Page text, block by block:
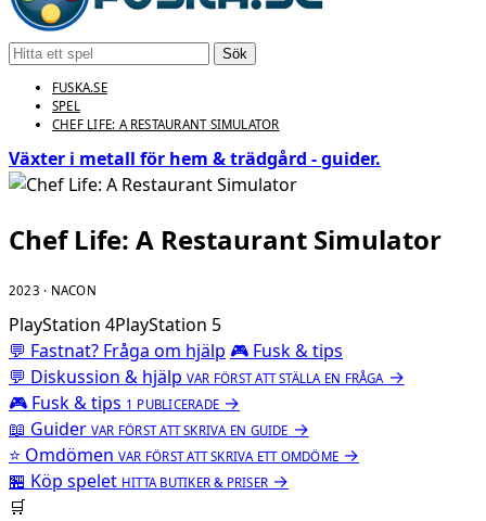
Sök
FUSKA.SE
SPEL
CHEF LIFE: A RESTAURANT SIMULATOR
Växter i metall för hem & trädgård - guider.
Chef Life: A Restaurant Simulator
2023 · NACON
PlayStation 4PlayStation 5
💬 Fastnat? Fråga om hjälp 🎮 Fusk & tips
💬 Diskussion & hjälp VAR FÖRST ATT STÄLLA EN FRÅGA →
🎮 Fusk & tips 1 PUBLICERADE →
📖 Guider VAR FÖRST ATT SKRIVA EN GUIDE →
⭐ Omdömen VAR FÖRST ATT SKRIVA ETT OMDÖME →
🏪 Köp spelet HITTA BUTIKER & PRISER →
🛒